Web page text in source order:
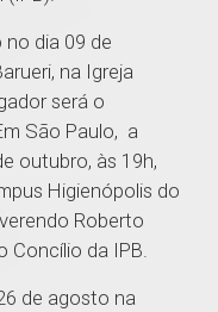
dia 09 de
na Igreja
será o
São Paulo, a
outubro, às 19h,
Higienópolis do
Roberto
Concílio da IPB.
de agosto na